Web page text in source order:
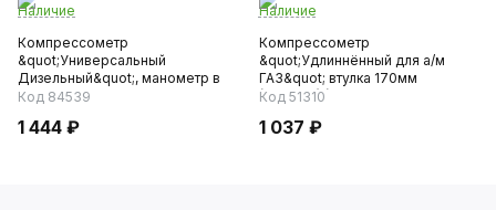
Наличие
Компрессометр
&quot;Универсальный
Дизельный&quot;, манометр в
резиновом чехле...
Код 84539
1 444 ₽
Наличие
Компрессометр
&quot;Удлиннённый для а/м
ГАЗ&quot; втулка 170мм
(10х4х31) (406...
Код 51310
1 037 ₽